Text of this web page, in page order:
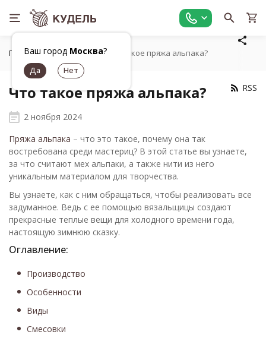
Ваш город Москва?
Главная Статьи Что такое пряжа альпака?
Что такое пряжа альпака? RSS
2 ноября 2024
Пряжа альпака – что это такое, почему она так
востребована среди мастериц? В этой статье вы узнаете,
за что считают мех альпаки, а также нити из него
уникальным материалом для творчества.
Вы узнаете, как с ним обращаться, чтобы реализовать все
задуманное. Ведь с ее помощью вязальщицы создают
прекрасные теплые вещи для холодного времени года,
настоящую зимнюю сказку.
Оглавление:
Производство
Особенности
Виды
Смесовки